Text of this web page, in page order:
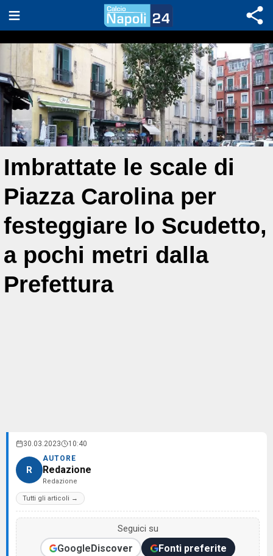
Imbrattate le scale di
Piazza Carolina per
festeggiare lo Scudetto,
a pochi metri dalla
Prefettura
30.03.2023 10:40
R
AUTORE
Redazione
Redazione
Tutti gli articoli →
Seguici su
GoogleDiscover Fonti preferite